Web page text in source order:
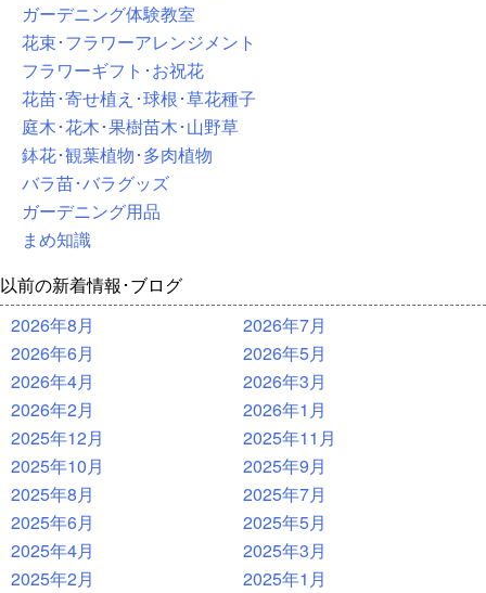
ガーデニング体験教室
花束･フラワーアレンジメント
フラワーギフト･お祝花
花苗･寄せ植え･球根･草花種子
庭木･花木･果樹苗木･山野草
鉢花･観葉植物･多肉植物
バラ苗･バラグッズ
ガーデニング用品
まめ知識
以前の新着情報･ブログ
2026年8月
2026年7月
2026年6月
2026年5月
2026年4月
2026年3月
2026年2月
2026年1月
2025年12月
2025年11月
2025年10月
2025年9月
2025年8月
2025年7月
2025年6月
2025年5月
2025年4月
2025年3月
2025年2月
2025年1月